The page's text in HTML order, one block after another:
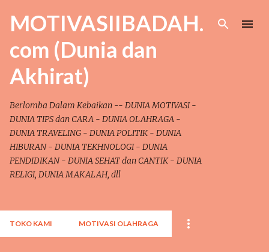
Skip to main content
MOTIVASIIBADAH.
com (Dunia dan
Akhirat)
Berlomba Dalam Kebaikan -- DUNIA MOTIVASI -
DUNIA TIPS dan CARA - DUNIA OLAHRAGA -
DUNIA TRAVELING - DUNIA POLITIK - DUNIA
HIBURAN - DUNIA TEKHNOLOGI - DUNIA
PENDIDIKAN - DUNIA SEHAT dan CANTIK - DUNIA
RELIGI, DUNIA MAKALAH, dll
TOKO KAMI MOTIVASI OLAHRAGA